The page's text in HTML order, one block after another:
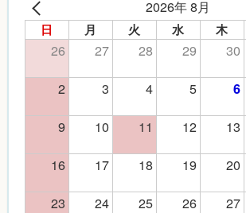
2026年 8月
日 月 火 水 木
26 27 28 29 30
2
3 4 5 6
9
10 11 12 13
16
17 18 19 20
23
24 25 26 27